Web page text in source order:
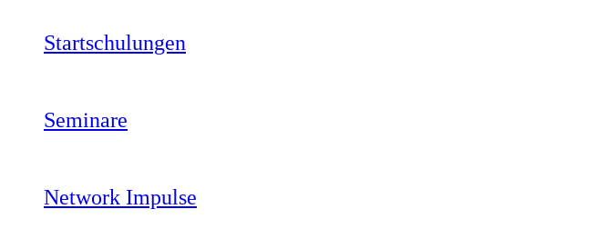
Startschulungen
Seminare
Network Impulse